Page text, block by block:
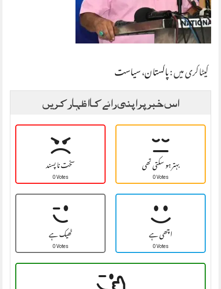
کیٹاگری میں :پاکستان،سیاست
اس خبر پر اپنی رائے کا اظہار کریں
سخت نا پسند
0 Votes بہتر ہو سکتی تھی
0 Votes
ٹھیک ہے
0 Votes اچھی ہے
0 Votes